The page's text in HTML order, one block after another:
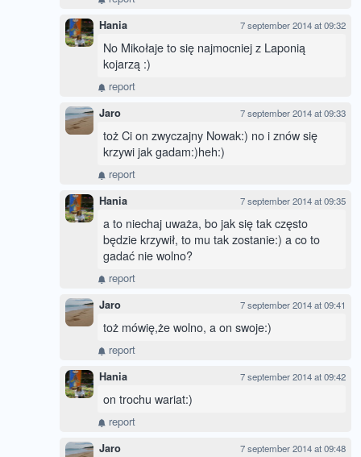
Hania 7 september 2014 at 09:32
No Mikołaje to się najmocniej z Laponią
kojarzą :)
report
Jaro 7 september 2014 at 09:33
toż Ci on zwyczajny Nowak:) no i znów się
krzywi jak gadam:)heh:)
report
Hania 7 september 2014 at 09:35
a to niechaj uważa, bo jak się tak często
będzie krzywił, to mu tak zostanie:) a co to
gadać nie wolno?
report
Jaro 7 september 2014 at 09:41
toż mówię,że wolno, a on swoje:)
report
Hania 7 september 2014 at 09:42
on trochu wariat:)
report
Jaro 7 september 2014 at 09:48